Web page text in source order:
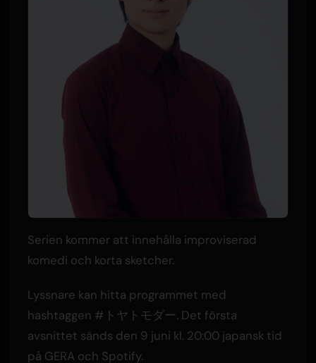
Serien kommer att innehålla improviserad
komedi och korta sketcher.
Lyssnare kan hitta programmet med
hashtaggen #トヤトモダー. Det första
avsnittet sänds den 9 juni kl. 20:00 japansk tid
på GERA och Spotify.